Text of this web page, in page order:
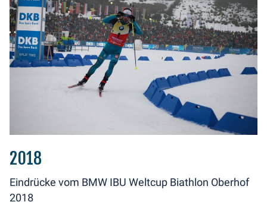
2018
Eindrücke vom BMW IBU Weltcup Biathlon Oberhof
2018